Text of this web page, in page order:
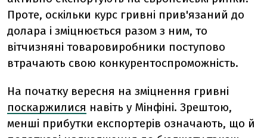
Проте, оскільки курс гривні прив'язаний до
долара і зміцнюється разом з ним, то
вітчизняні товаровиробники поступово
втрачають свою конкурентоспроможність.
На початку вересня на зміцнення гривні
поскаржилися навіть у Мінфіні. Зрештою,
менші прибутки експортерів означають, що й